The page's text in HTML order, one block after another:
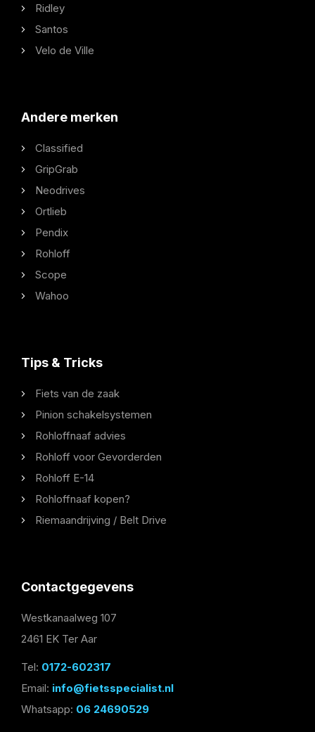
Ridley
Santos
Velo de Ville
Andere merken
Classified
GripGrab
Neodrives
Ortlieb
Pendix
Rohloff
Scope
Wahoo
Tips & Tricks
Fiets van de zaak
Pinion schakelsystemen
Rohloffnaaf advies
Rohloff voor Gevorderden
Rohloff E-14
Rohloffnaaf kopen?
Riemaandrijving / Belt Drive
Contactgegevens
Westkanaalweg 107
2461 EK Ter Aar
Tel: 0172-602317
Email: info@fietsspecialist.nl
Whatsapp: 06 24690529